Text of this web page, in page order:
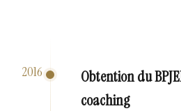
2016
Obtention du
coaching